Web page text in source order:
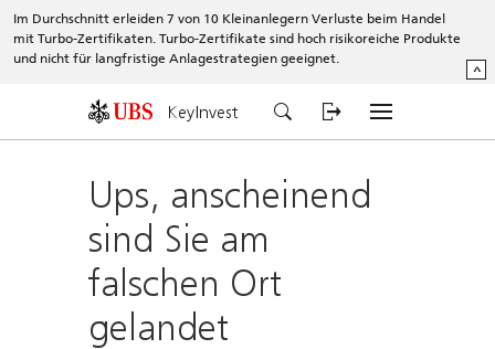
Im Durchschnitt erleiden 7 von 10 Kleinanlegern Verluste beim Handel
mit Turbo-Zertifikaten. Turbo-Zertifikate sind hoch risikoreiche Produkte
und nicht für langfristige Anlagestrategien geeignet.
^
KeyInvest
Ups, anscheinend
sind Sie am
falschen Ort
gelandet